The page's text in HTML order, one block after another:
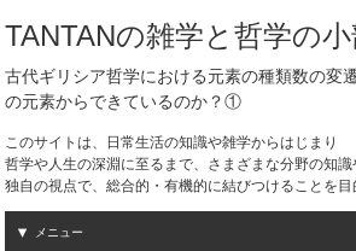
TANTANの雑学と哲学の
古代ギリシア哲学における元素の種類数の変
の元素からできているのか？①
このサイトは、日常生活の知識や雑学からはじまり
哲学や人生の深淵に至るまで、さまざまな分野の知識
独自の視点で、総合的・有機的に結びつけることを
メニュー